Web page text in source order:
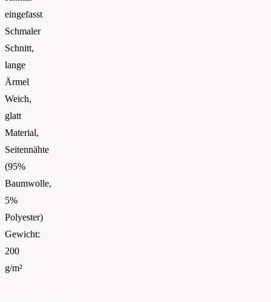
eingefasst
Schmaler
Schnitt,
lange
Ärmel
Weich,
glatt
Material,
Seitennähte
(95%
Baumwolle,
5%
Polyester)
Gewicht:
200
g/m²